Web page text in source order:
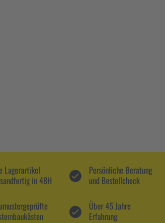
Lagerartikel
in 48H
Persönliche Beratung
und Bestellcheck
Über 45 Jahre
Erfahrung